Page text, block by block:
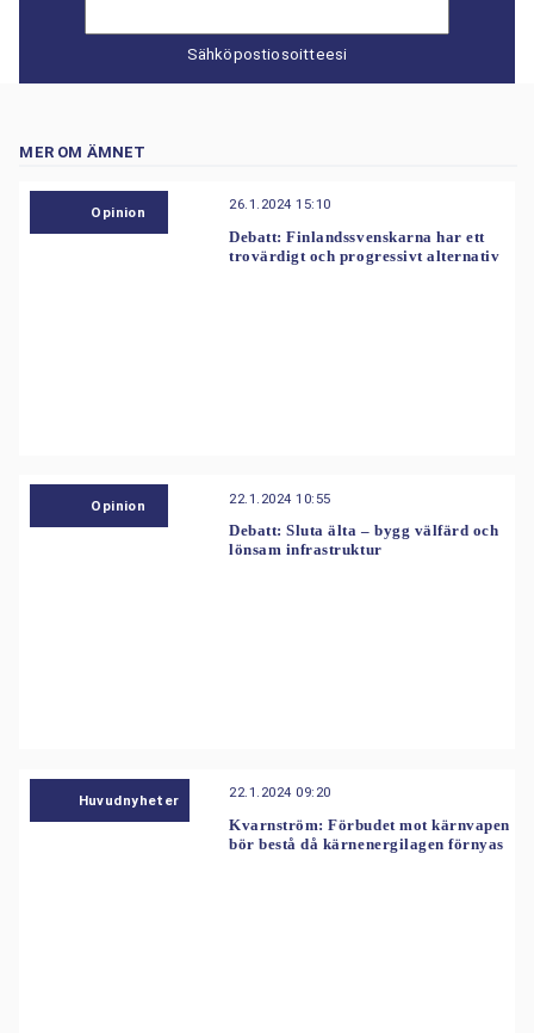
Sähköpostiosoitteesi
MER OM ÄMNET
Opinion 26.1.2024 15:10
Debatt: Finlandssvenskarna har ett
trovärdigt och progressivt alternativ
Opinion 22.1.2024 10:55
Debatt: Sluta älta – bygg välfärd och
lönsam infrastruktur
Huvudnyheter 22.1.2024 09:20
Kvarnström: Förbudet mot kärnvapen
bör bestå då kärnenergilagen förnyas